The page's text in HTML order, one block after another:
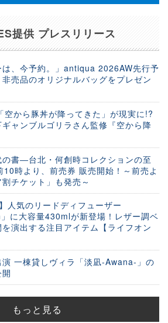
提供 プレスリリース
は、今予約。」antiqua 2026AW先行予
売品のオリジナルバッグをプレゼン
空から豚丼が降ってきた」が現実に!?
ャンブルゴリラさん監修『空から降
書―台北・何創時コレクションの至
時より、前売券 販売開始！～前売よ
チケット」も発売～
人気のリードディフューザー
に大容量430mlが新登場！レザー調ベ
演出する注目アイテム【ライフオン
一棟貸しヴィラ「淡凪-Awana-」の
もっと見る